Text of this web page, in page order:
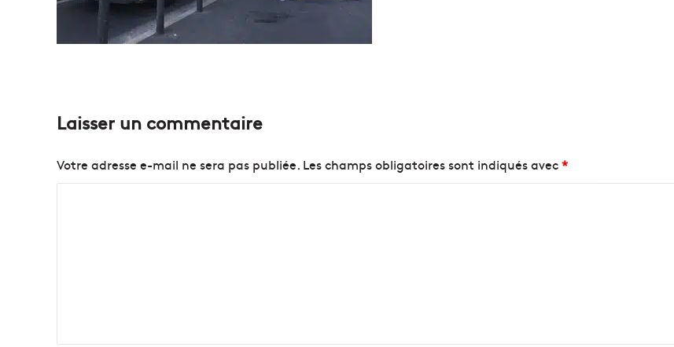
Laisser un commentaire
Votre adresse e-mail ne sera pas publiée. Les champs obligatoires sont indiqués avec*